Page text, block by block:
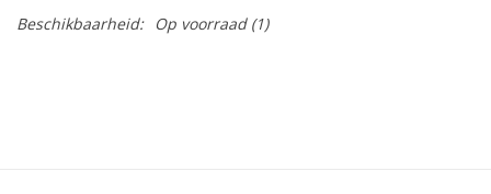
Beschikbaarheid: Op voorraad(1)